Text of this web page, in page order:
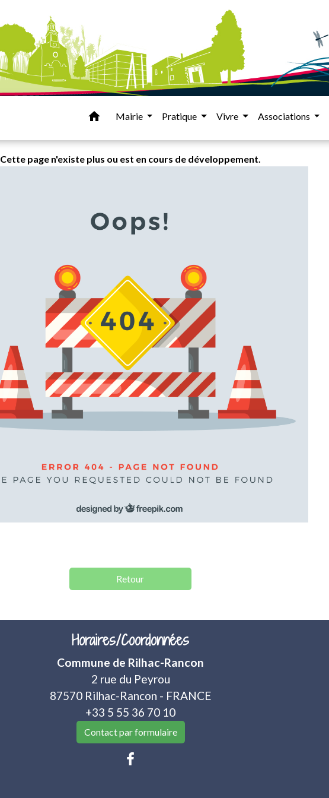
home Mairie Pratique Vivre Associations
Cette page n'existe plus ou est en cours de développement.
Retour
Horaires/Coordonnées
Commune de Rilhac-Rancon
2 rue du Peyrou
87570 Rilhac-Rancon - FRANCE
+33 5 55 36 70 10
Contact par formulaire